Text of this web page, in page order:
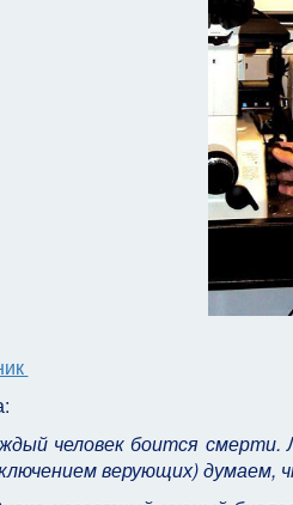
человек боится
верующих)